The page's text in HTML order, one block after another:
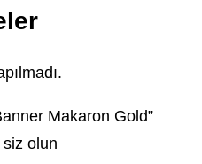
Makaron Gold”
olun